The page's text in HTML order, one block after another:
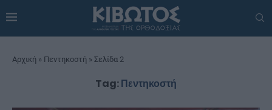
Αρχική » Πεντηκοστή » Σελίδα 2
Tag:Πεντηκοστή